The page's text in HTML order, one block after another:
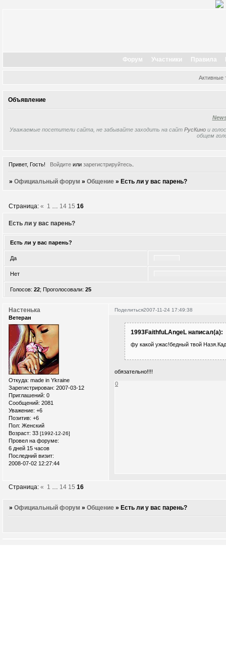
Форум Участники Правила
Активные
Объявление
Уважаемые посетители сайта, не забывайте заходить на сайт РусКино и
общем
Привет, Гость! Войдитеили зарегистрируйтесь.
»Официальный форум »Общение »Есть ли у вас парень?
Есть ли у вас парень?
Страница:« 1 … 14 15 16
Есть ли у вас парень?
Да
Нет
Голосов: 22; Проголосовали: 25
Поделиться2007-11-24 17:49:38
Настенька
Ветеран
Откуда: made in Ykraine
Зарегистрирован: 2007-03-12
Приглашений: 0
Сообщений: 2081
Уважение: +6
Позитив: +6
Пол: Женский
Возраст: 33 [1992-12-26]
Провел на форуме:
6 дней 15 часов
Последний визит:
2008-07-02 12:27:44
1993FaithfuLAngeL написал(а):
фу какой ужас!бедный твой
обязательно!!!!
0
Страница:« 1 14 15 16
»Официальный форум »Общение » Есть ли у вас парень?